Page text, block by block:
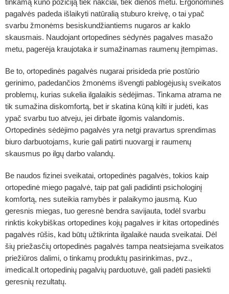
tinkamą kūno poziciją tiek nakčiai, tiek dienos metu. Ergonominės
pagalvės padeda išlaikyti natūralią stuburo kreivę, o tai ypač
svarbu žmonėms besiskundžiantiems nugaros ar kaklo
skausmais. Naudojant ortopedines sėdynės pagalves masažo
metu, pagerėja kraujotaka ir sumažinamas raumenų įtempimas.
Be to, ortopedinės pagalvės nugarai prisideda prie postūrio
gerinimo, padedančios žmonėms išvengti pablogėjusių sveikatos
problemų, kurias sukelia ilgalaikis sėdėjimas. Tinkama atrama ne
tik sumažina diskomfortą, bet ir skatina kūną kilti ir judėti, kas
ypač svarbu tuo atveju, jei dirbate ilgomis valandomis.
Ortopedinės sėdėjimo pagalvės yra netgi pravartus sprendimas
biuro darbuotojams, kurie gali patirti nuovargį ir raumenų
skausmus po ilgų darbo valandų.
Be naudos fizinei sveikatai, ortopedinės pagalvės, tokios kaip
ortopedinė miego pagalvė, taip pat gali padidinti psichologinį
komfortą, nes suteikia ramybės ir palaikymo jausmą. Kuo
geresnis miegas, tuo geresnė bendra savijauta, todėl svarbu
rinktis kokybiškas ortopedines kojų pagalves ir kitas ortopedinės
pagalvės rūšis, kad būtų užtikrinta ilgalaikė nauda sveikatai. Dėl
šių priežasčių ortopedinės pagalvės tampa neatsiejama sveikatos
priežiūros dalimi, o tinkamų produktų pasirinkimas, pvz.,
imedical.lt ortopedinių pagalvių parduotuvė, gali padėti pasiekti
geresnių rezultatų.